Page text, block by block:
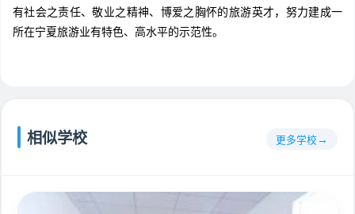
有社会之责任、敬业之精神、博爱之胸怀的旅游英才，努力建成一
所在宁夏旅游业有特色、高水平的示范性。
相似学校 更多学校